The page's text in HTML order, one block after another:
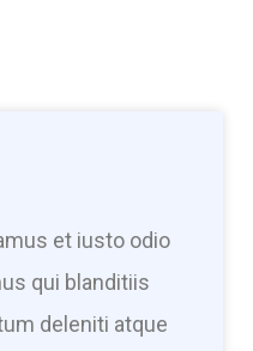
et iusto odio
qui blanditiis
deleniti atque